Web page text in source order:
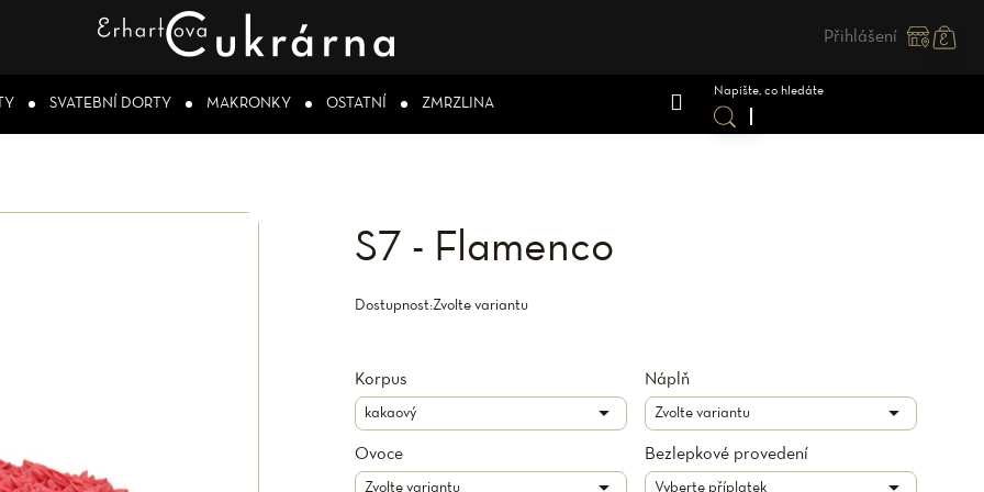
Přihlášení
SVATEBNÍ DORTY MAKRONKY OSTATNÍ ZMRZLINA
S7 - Flamenco
Korpus Náplň
Ovoce Bezlepkové provedení
Dostupnost:Zvolte variantu